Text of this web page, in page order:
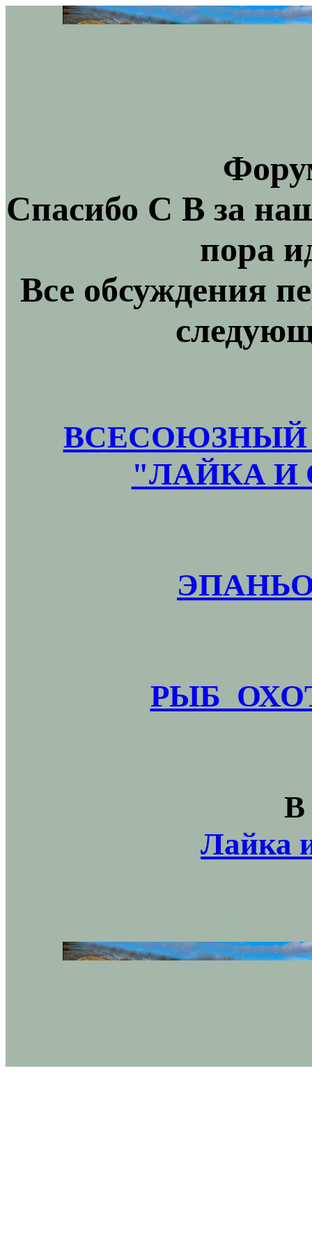
Спасибо С В за
пора
Все обсуждения
ВСЕСОЮЗНЫЙ
"ЛАЙКА И
В
Лайка